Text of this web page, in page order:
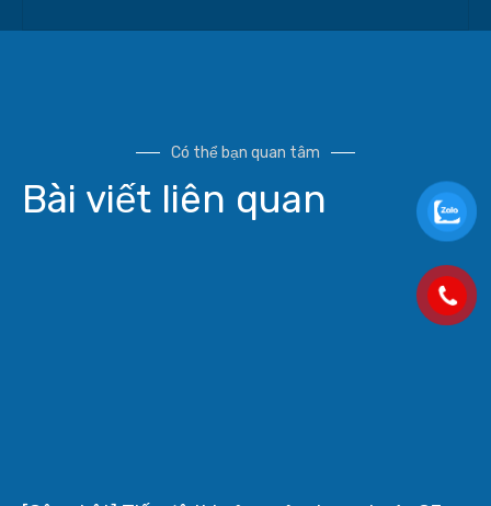
Có thể bạn quan tâm
Bài viết liên quan